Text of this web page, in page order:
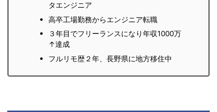
タエンジニア
高卒工場勤務からエンジニア転職
３年目でフリーランスになり年収1000万
↑達成
フルリモ歴２年、長野県に地方移住中